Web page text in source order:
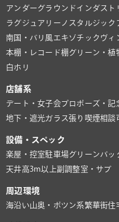
アンダーグラウンド インダスト
ラグジュアリー ノスタルジック
南国・バリ風 エキゾチック ヴィ
本棚・レコード棚グリーン・植
白ホリ
店舗系
デート・女子会プロポーズ・記
地下・遮光ガラス張り 喫煙相談
設備・スペック
楽屋・控室駐車場グリーンバッ
天井高3m以上副調整室・サブ
周辺環境
海沿い山奥・ポツン系繁華街住